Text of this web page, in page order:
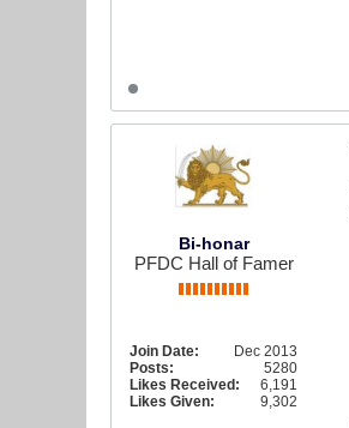
Bi-honar
PFDC Hall of Famer
Join Date:
Dec 2013
Posts:
5280
Likes Received:
6,191
Likes Given:
9,302